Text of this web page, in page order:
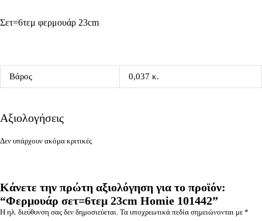
Σετ=6τεμ φερμουάρ 23cm
Βάρος 0,037 κ.
Αξιολογήσεις
Δεν υπάρχουν ακόμα κριτικές
Κάνετε την πρώτη αξιολόγηση για το προϊόν:
“Φερμουάρ σετ=6τεμ 23cm Homie 101442”
Η ηλ. διεύθυνση σας δεν δημοσιεύεται. Τα υποχρεωτικά πεδία σημειώνονται με *